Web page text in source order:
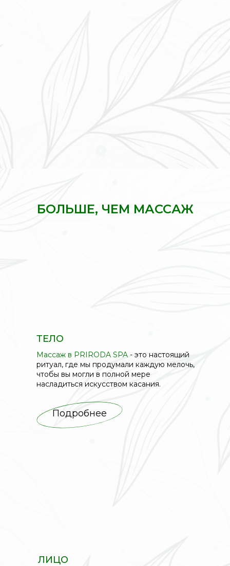
БОЛЬШЕ, ЧЕМ МАССАЖ
ТЕЛО
Подробнее
ЛИЦО
Массаж в PRIRODA SPA - это настоящий
ритуал, где мы продумали каждую мелочь,
чтобы вы могли в полной мере
насладиться искусством касания.